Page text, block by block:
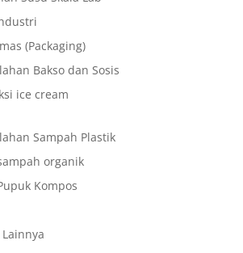
(Packaging)
Bakso dan Sosis
ice cream
Sampah Plastik
organik
Kompos